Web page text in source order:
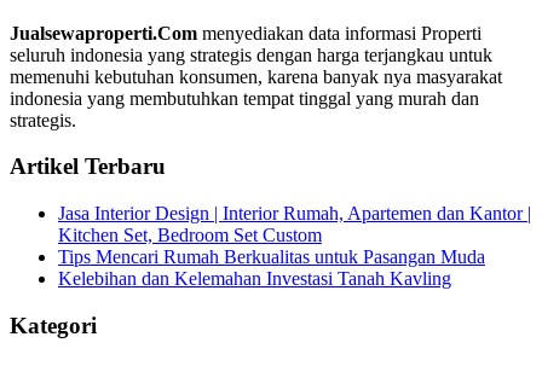
Jualsewaproperti.Com menyediakan data informasi Properti
seluruh indonesia yang strategis dengan harga terjangkau untuk
memenuhi kebutuhan konsumen, karena banyak nya masyarakat
indonesia yang membutuhkan tempat tinggal yang murah dan
strategis.
Artikel Terbaru
Jasa Interior Design | Interior Rumah, Apartemen dan Kantor |
Kitchen Set, Bedroom Set Custom
Tips Mencari Rumah Berkualitas untuk Pasangan Muda
Kelebihan dan Kelemahan Investasi Tanah Kavling
Kategori